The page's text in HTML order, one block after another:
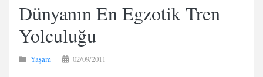
Dünyanın En Egzotik Tren
Yolculuğu
Yaşam 02/09/2011